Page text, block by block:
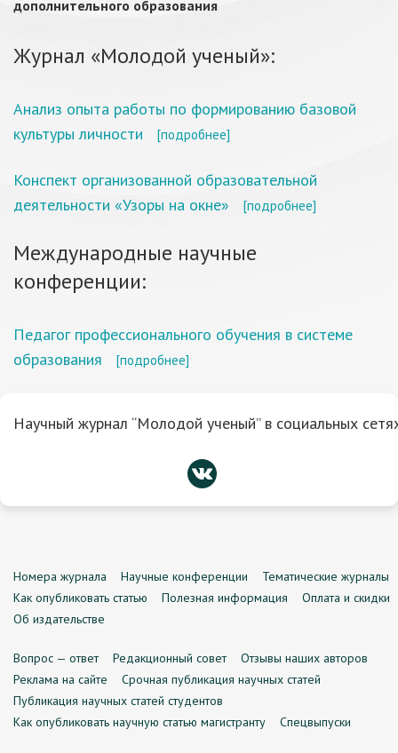
дополнительного образования
Журнал «Молодой ученый»:
Анализ опыта работы по формированию базовой
культуры личности
[подробнее]
Конспект организованной образовательной
деятельности «Узоры на окне»
[подробнее]
Международные научные
конференции:
Педагог профессионального обучения в системе
образования
[подробнее]
Научный журнал “Молодой ученый” в социальных
Номера журнала Научные конференции
Тематические журналы
Как опубликовать статью
Полезная информация
Оплата и скидки
Об издательстве
Вопрос — ответ Редакционный совет
Отзывы наших авторов
Реклама на сайте
Срочная публикация научных статей
Публикация научных статей студентов
Как опубликовать научную статью магистранту
Спецвыпуски